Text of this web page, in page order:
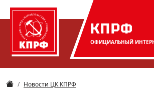
КПРФ
ОФИЦИАЛЬНЫЙ
Новости ЦК КПРФ